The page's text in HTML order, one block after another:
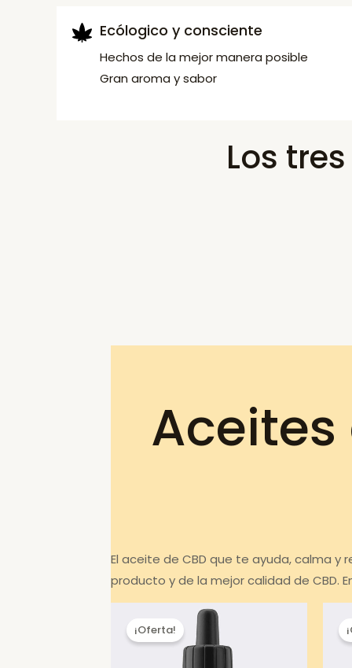
Ecólogico y consciente
Hechos de la mejor manera posible
Gran aroma y sabor
Los
Aceites
El aceite de CBD que te ayuda, calma y
producto y de la mejor calidad de CBD.
¡Oferta!